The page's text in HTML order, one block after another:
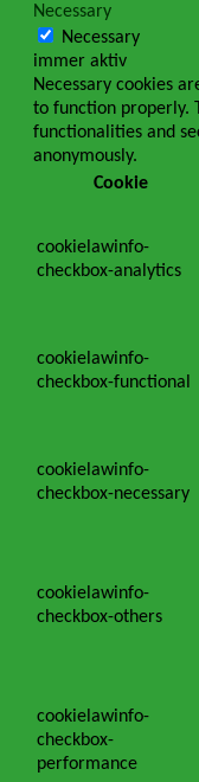
Necessary
Necessary
immer aktiv
Necessary cookies
to function properly.
functionalities and
anonymously.
Cookie
cookielawinfo-
checkbox-analytics
cookielawinfo-
checkbox-functional
cookielawinfo-
checkbox-necessary
cookielawinfo-
checkbox-others
cookielawinfo-
checkbox-
performance